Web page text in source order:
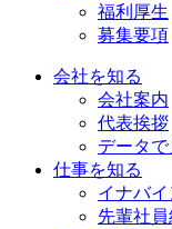
福利厚生
募集要項
会社を知る
会社案内
代表挨拶
データ
仕事を知る
イナバ
先輩社員